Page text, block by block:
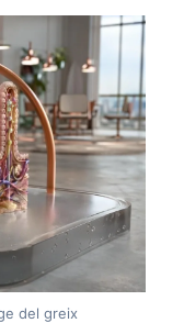
del greix